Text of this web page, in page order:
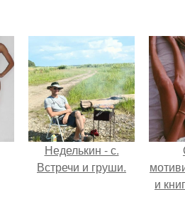
Неделькин - с.
Встречи и груши.
и